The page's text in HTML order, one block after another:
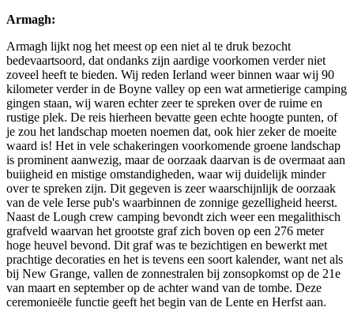
Armagh:
Armagh lijkt nog het meest op een niet al te druk bezocht
bedevaartsoord, dat ondanks zijn aardige voorkomen verder niet
zoveel heeft te bieden. Wij reden Ierland weer binnen waar wij 90
kilometer verder in de Boyne valley op een wat armetierige camping
gingen staan, wij waren echter zeer te spreken over de ruime en
rustige plek. De reis hierheen bevatte geen echte hoogte punten, of
je zou het landschap moeten noemen dat, ook hier zeker de moeite
waard is! Het in vele schakeringen voorkomende groene landschap
is prominent aanwezig, maar de oorzaak daarvan is de overmaat aan
buiigheid en mistige omstandigheden, waar wij duidelijk minder
over te spreken zijn. Dit gegeven is zeer waarschijnlijk de oorzaak
van de vele Ierse pub's waarbinnen de zonnige gezelligheid heerst.
Naast de Lough crew camping bevondt zich weer een megalithisch
grafveld waarvan het grootste graf zich boven op een 276 meter
hoge heuvel bevond. Dit graf was te bezichtigen en bewerkt met
prachtige decoraties en het is tevens een soort kalender, want net als
bij New Grange, vallen de zonnestralen bij zonsopkomst op de 21e
van maart en september op de achter wand van de tombe. Deze
ceremonieële functie geeft het begin van de Lente en Herfst aan.